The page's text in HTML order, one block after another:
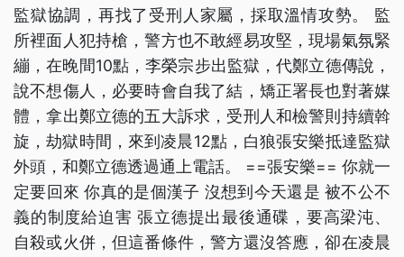
監獄協調，再找了受刑人家屬，採取溫情攻勢。 監
所裡面人犯持槍，警方也不敢經易攻堅，現場氣氛緊
繃，在晚間10點，李榮宗步出監獄，代鄭立德傳說，
說不想傷人，必要時會自我了結，矯正署長也對著媒
體，拿出鄭立德的五大訴求，受刑人和檢警則持續斡
旋，劫獄時間，來到凌晨12點，白狼張安樂抵達監獄
外頭，和鄭立德透過通上電話。 ==張安樂== 你就一
定要回來 你真的是個漢子 沒想到今天還是 被不公不
義的制度給迫害 張立德提出最後通碟，要高梁沌、
自殺或火併，但這番條件，警方還沒答應，卻在凌晨